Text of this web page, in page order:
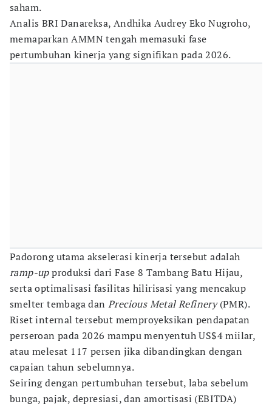
saham.
Analis BRI Danareksa, Andhika Audrey Eko Nugroho,
memaparkan AMMN tengah memasuki fase
pertumbuhan kinerja yang signifikan pada 2026.
Padorong utama akselerasi kinerja tersebut adalah
ramp-upproduksi dari Fase 8 Tambang Batu Hijau,
serta optimalisasi fasilitas hilirisasi yang mencakup
smelter tembaga dan Precious Metal Refinery(PMR).
Riset internal tersebut memproyeksikan pendapatan
perseroan pada 2026 mampu menyentuh US$4 miilar,
atau melesat 117 persen jika dibandingkan dengan
capaian tahun sebelumnya.
Seiring dengan pertumbuhan tersebut, laba sebelum
bunga, pajak, depresiasi, dan amortisasi (EBITDA)